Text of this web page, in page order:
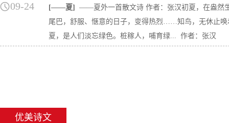
09-24 [——夏]
——夏外一首散文诗 作者：张汉初夏，在盎然
尾巴，舒服、惬意的日子，变得热烈……知鸟，无休止唤
夏，是人们淡忘绿色。桩稼人，哺育绿... 作者：张汉
优美诗文